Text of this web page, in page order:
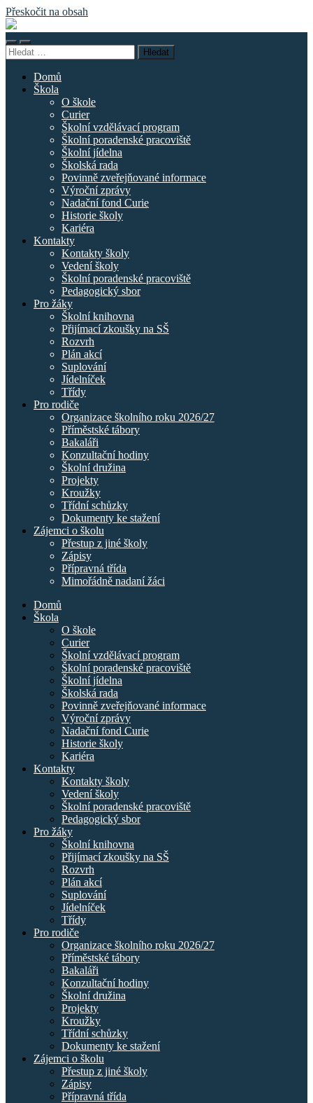
Přeskočit na obsah
Základní
škola
náměstí
Curieových
Přepnout
mobilní
Přepnout
vyhledávací
Vyhledávání
Domů
Škola
O škole
Curier
Školní vzdělávací program
Školní poradenské pracoviště
Školní jídelna
Školská rada
Povinně zveřejňované informace
Výroční zprávy
Nadační fond Curie
Historie školy
Kariéra
Kontakty
Kontakty školy
Vedení školy
Školní poradenské pracoviště
Pedagogický sbor
Pro žáky
Školní knihovna
Přijímací zkoušky na SŠ
Rozvrh
Plán akcí
Suplování
Jídelníček
Třídy
Pro rodiče
Organizace školního roku 2026/27
Příměstské tábory
Bakaláři
Konzultační hodiny
Školní družina
Projekty
Kroužky
Třídní schůzky
Dokumenty ke stažení
Zájemci o školu
Přestup z jiné školy
Zápisy
Přípravná třída
Mimořádně nadaní žáci
Domů
Škola
O škole
Curier
Školní vzdělávací program
Školní poradenské pracoviště
Školní jídelna
Školská rada
Povinně zveřejňované informace
Výroční zprávy
Nadační fond Curie
Historie školy
Kariéra
Kontakty
Kontakty školy
Vedení školy
Školní poradenské pracoviště
Pedagogický sbor
Pro žáky
Školní knihovna
Přijímací zkoušky na SŠ
Rozvrh
Plán akcí
Suplování
Jídelníček
Třídy
Pro rodiče
Organizace školního roku 2026/27
Příměstské tábory
Bakaláři
Konzultační hodiny
Školní družina
Projekty
Kroužky
Třídní schůzky
Dokumenty ke stažení
Zájemci o školu
Přestup z jiné školy
Zápisy
Přípravná třída